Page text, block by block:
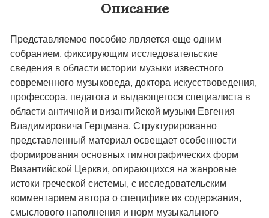
Описание
Представляемое пособие является еще одним
собранием, фиксирующим исследовательские
сведения в области истории музыки известного
современного музыковеда, доктора искусствоведения,
профессора, педагога и выдающегося специалиста в
области античной и византийской музыки Евгения
Владимировича Герцмана. Структурированно
представленный материал освещает особенности
формирования основных гимнографических форм
Византийской Церкви, опирающихся на жанровые
истоки греческой системы, с исследовательским
комментарием автора о специфике их содержания,
смыслового наполнения и норм музыкального